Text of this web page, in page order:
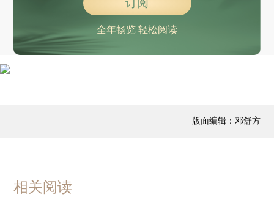
全年畅览 轻松阅读
版面编辑：邓舒方
相关阅读